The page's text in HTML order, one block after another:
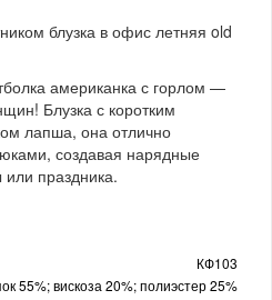
блузка в офис летняя old
американка с горлом —
Блузка с коротким
лапша, она отлично
создавая нарядные
праздника.
КФ103
55%; вискоза 20%; полиэстер 25%